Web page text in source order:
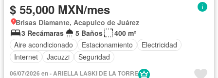
$ 55,000 MXN/mes
Brisas Diamante, Acapulco de Juárez
3 Recámaras
5 Baños
400 m²
Aire acondicionado
Estacionamiento
Electricidad
Internet
Jacuzzi Seguridad
06/07/2026 en - ARIELLA LASKI DE LA TORRE